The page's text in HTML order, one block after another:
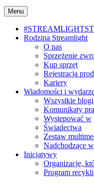
Menu
Rodzina Streamlight
O nas
Sprzężenie
Kup sprzęt
Rejestracja
Kariery
Wiadomości i
Wszystkie blogi
Komunikaty
Wystepować w
Świadectwa
Zestaw
Nadchodzące
Inicjatywy
Organizacje,
Program